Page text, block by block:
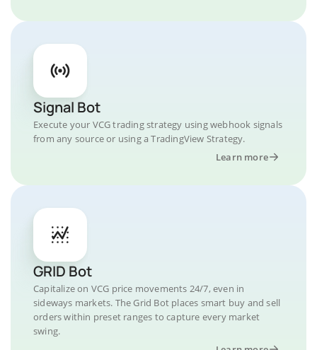
Signal Bot
Execute your VCG trading strategy using webhook signals
from any source or using a TradingView Strategy.
Learn more
GRID Bot
Capitalize on VCG price movements 24/7, even in
sideways markets. The Grid Bot places smart buy and sell
orders within preset ranges to capture every market
swing.